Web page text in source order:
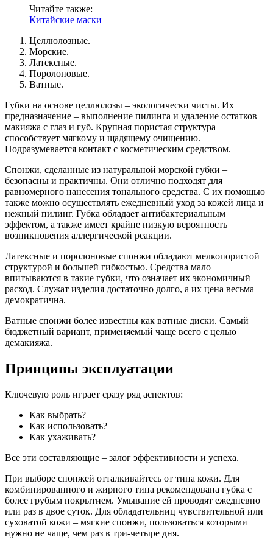
Читайте также:
Китайские маски
Целлюлозные.
Морские.
Латексные.
Поролоновые.
Ватные.
Губки на основе целлюлозы – экологически чисты. Их
предназначение – выполнение пилинга и удаление остатков
макияжа с глаз и губ. Крупная пористая структура
способствует мягкому и щадящему очищению.
Подразумевается контакт с косметическим средством.
Спонжи, сделанные из натуральной морской губки –
безопасны и практичны. Они отлично подходят для
равномерного нанесения тонального средства. С их помощью
также можно осуществлять ежедневный уход за кожей лица и
нежный пилинг. Губка обладает антибактериальным
эффектом, а также имеет крайне низкую вероятность
возникновения аллергической реакции.
Латексные и поролоновые спонжи обладают мелкопористой
структурой и большей гибкостью. Средства мало
впитываются в такие губки, что означает их экономичный
расход. Служат изделия достаточно долго, а их цена весьма
демократична.
Ватные спонжи более известны как ватные диски. Самый
бюджетный вариант, применяемый чаще всего с целью
демакияжа.
Принципы эксплуатации
Ключевую роль играет сразу ряд аспектов:
Как выбрать?
Как использовать?
Как ухаживать?
Все эти составляющие – залог эффективности и успеха.
При выборе спонжей отталкивайтесь от типа кожи. Для
комбинированного и жирного типа рекомендована губка с
более грубым покрытием. Умывание ей проводят ежедневно
или раз в двое суток. Для обладательниц чувствительной или
суховатой кожи – мягкие спонжи, пользоваться которыми
нужно не чаще, чем раз в три-четыре дня.